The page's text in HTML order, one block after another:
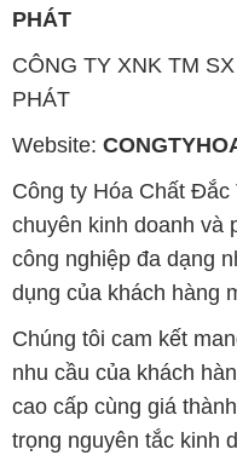
PHÁT
CÔNG TY XNK TM
PHÁT
Website:
Công ty Hóa Chất
chuyên kinh doanh và
công nghiệp đa dạng
dụng của khách hàng
Chúng tôi cam kết
nhu cầu của khách
cao cấp cùng giá
trọng nguyên tắc kinh